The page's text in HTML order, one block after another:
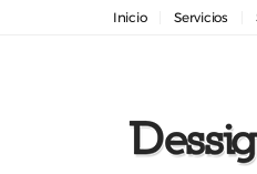
Inicio Servicios